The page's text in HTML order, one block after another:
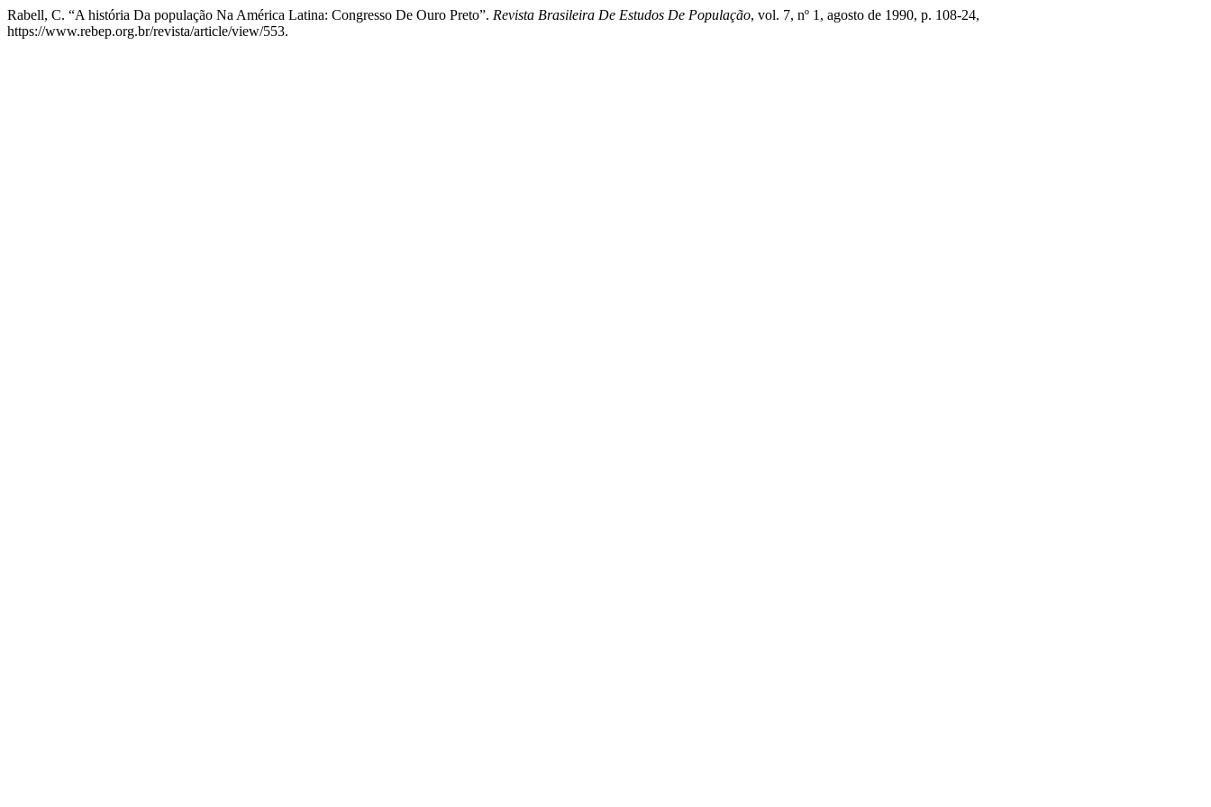
Rabell, C. “A história Da população Na América Latina: Congresso De Ouro Preto”. Revista Brasileira De Estudos De População, vol. 7, nº 1, agosto de 1990, p. 108-24,
https://www.rebep.org.br/revista/article/view/553.